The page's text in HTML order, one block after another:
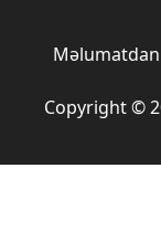
Copyright ©